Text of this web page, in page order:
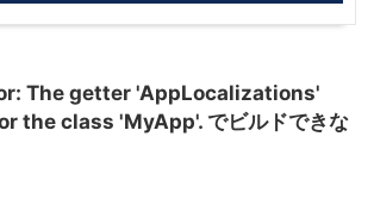
The getter 'AppLocalizations'
the class 'MyApp'. でビルドできな